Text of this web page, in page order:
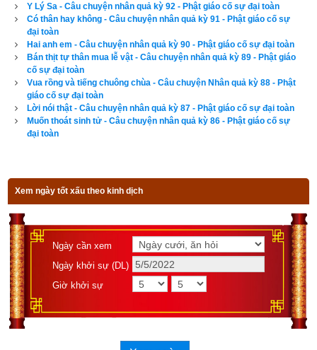
Quỷ Cốc Tử, xem ngày tốt xấu theo dân gian…nên vinh dự
được độc giả bình chọn là phần mềm lịch vạn niên số 1 hiện
nay. Phiên bản lịch vạn niên 2023 hoàn toàn mới của chúng tôi
không những giao diện đẹp, dễ sử dụng mà còn luận giải
chính xác và chi tiết từng mục giúp độc giả dễ dàng lựa chọn
được ngày tốt, giờ đẹp để khởi sự công việc. Hãy thử một lần
để cảm nhận sự khác biệt so với các phần mềm lịch vạn sự
khác.
Y Lý Sa - Câu chuyện nhân quả kỳ 92 - Phật giáo cố sự đại toàn
Có thân hay không - Câu chuyện nhân quả kỳ 91 - Phật giáo cố sự
đại toàn
Hai anh em - Câu chuyện nhân quả kỳ 90 - Phật giáo cố sự đại toàn
Bán thịt tự thân mua lễ vật - Câu chuyện nhân quả kỳ 89 - Phật giáo
cố sự đại toàn
Vua rồng và tiếng chuông chùa - Câu chuyện Nhân quả kỳ 88 - Phật
giáo cố sự đại toàn
Lời nói thật - Câu chuyện nhân quả kỳ 87 - Phật giáo cố sự đại toàn
Muốn thoát sinh tử - Câu chuyện nhân quả kỳ 86 - Phật giáo cố sự
đại toàn
Xem ngày tốt xấu theo kinh dịch
Ngày cần xem
Ngày khởi sự (DL)
Giờ khởi sự